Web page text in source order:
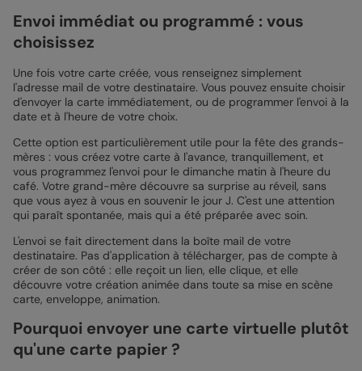
Envoi immédiat ou programmé : vous
choisissez
Une fois votre carte créée, vous renseignez simplement
l'adresse mail de votre destinataire. Vous pouvez ensuite choisir
d'envoyer la carte immédiatement, ou de programmer l'envoi à la
date et à l'heure de votre choix.
Cette option est particulièrement utile pour la fête des grands-
mères : vous créez votre carte à l'avance, tranquillement, et
vous programmez l'envoi pour le dimanche matin à l'heure du
café. Votre grand-mère découvre sa surprise au réveil, sans
que vous ayez à vous en souvenir le jour J. C'est une attention
qui paraît spontanée, mais qui a été préparée avec soin.
L'envoi se fait directement dans la boîte mail de votre
destinataire. Pas d'application à télécharger, pas de compte à
créer de son côté : elle reçoit un lien, elle clique, et elle
découvre votre création animée dans toute sa mise en scène
carte, enveloppe, animation.
Pourquoi envoyer une carte virtuelle plutôt
qu'une carte papier ?